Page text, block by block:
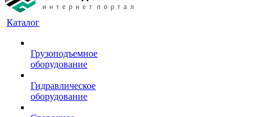
Каталог
Грузоподъемное
оборудование
Гидравлическое
оборудование